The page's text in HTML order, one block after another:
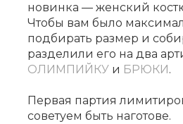
новинка — женский
Чтобы вам было
подбирать размер и
разделили его на два
ОЛИМПИЙКУ и БРЮКИ .
Первая партия
советуем быть наготове.